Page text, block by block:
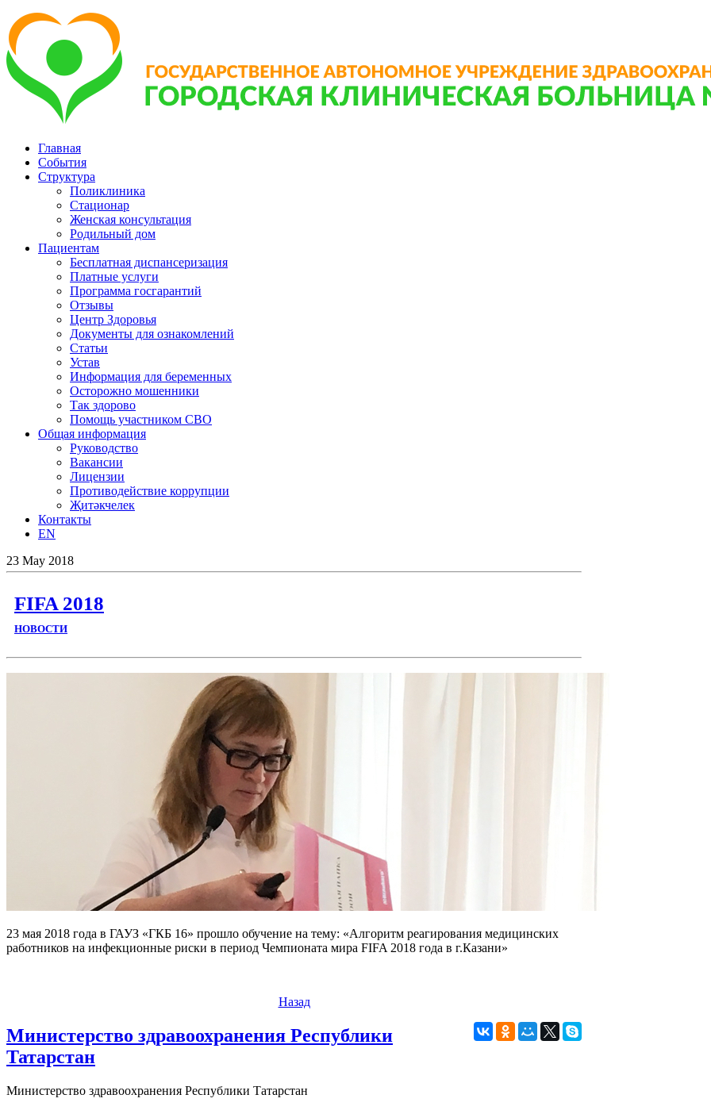
Главная
События
Структура
Поликлиника
Стационар
Женская консультация
Родильный дом
Пациентам
Бесплатная диспансеризация
Платные услуги
Программа госгарантий
Отзывы
Центр Здоровья
Документы для ознакомлений
Статьи
Устав
Информация для беременных
Осторожно мошенники
Так здорово
Помощь участником СВО
Общая информация
Руководство
Вакансии
Лицензии
Противодействие коррупции
Җитәкчелек
Контакты
EN
23 May 2018
FIFA 2018
НОВОСТИ
23 мая 2018 года в ГАУЗ «ГКБ 16» прошло обучение на тему: «Алгоритм реагирования медицинских
работников на инфекционные риски в период Чемпионата мира FIFA 2018 года в г.Казани»
Назад
Министерство здравоохранения Республики
Татарстан
Министерство здравоохранения Республики Татарстан